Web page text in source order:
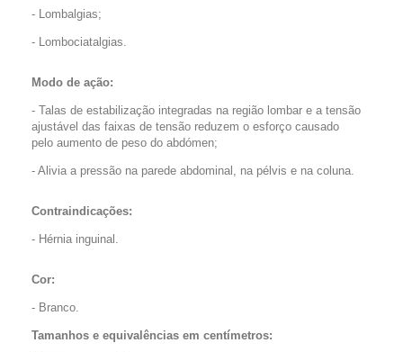
- Lombalgias;
- Lombociatalgias.
Modo de ação:
- Talas de estabilização integradas na região lombar e a tensão
ajustável das faixas de tensão reduzem o esforço causado
pelo aumento de peso do abdómen;
- Alivia a pressão na parede abdominal, na pélvis e na coluna.
Contraindicações:
- Hérnia inguinal.
Cor:
- Branco.
Tamanhos e equivalências em centímetros: